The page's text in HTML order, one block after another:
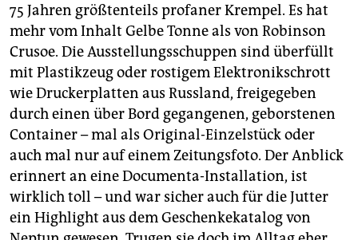
75 Jahren größtenteils profaner Krempel. Es hat
mehr vom Inhalt Gelbe Tonne als von Robinson
Crusoe. Die Ausstellungsschuppen sind überfüllt
mit Plastikzeug oder rostigem Elektronikschrott
wie Druckerplatten aus Russland, freigegeben
durch einen über Bord gegangenen, geborstenen
Container – mal als Original-Einzelstück oder
auch mal nur auf einem Zeitungsfoto. Der Anblick
erinnert an eine Documenta-Installation, ist
wirklich toll – und war sicher auch für die Jutter
ein Highlight aus dem Geschenkekatalog von